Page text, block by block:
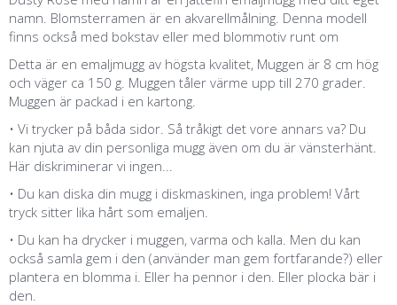
namn. Blomsterramen är en akvarellmålning. Denna modell
finns också med bokstav eller med blommotiv runt om
Detta är en emaljmugg av högsta kvalitet, Muggen är 8 cm hög
och väger ca 150 g. Muggen tåler värme upp till 270 grader.
Muggen är packad i en kartong.
• Vi trycker på båda sidor. Så tråkigt det vore annars va? Du
kan njuta av din personliga mugg även om du är vänsterhänt.
Här diskriminerar vi ingen...
• Du kan diska din mugg i diskmaskinen, inga problem! Vårt
tryck sitter lika hårt som emaljen.
• Du kan ha drycker i muggen, varma och kalla. Men du kan
också samla gem i den (använder man gem fortfarande?) eller
plantera en blomma i. Eller ha pennor i den. Eller plocka bär i
den.